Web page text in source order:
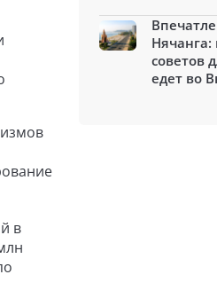
в
Нячанга:
советов
едет во